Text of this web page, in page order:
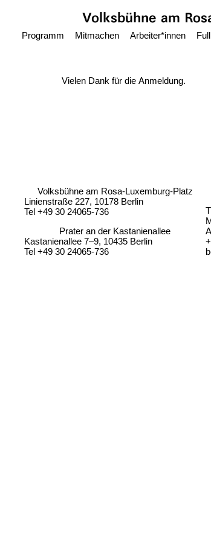
Volksbühne am
Programm Mitmachen Arbeiter*innen
Vielen Dank für die Anmeldung.
Volksbühne am Rosa-Luxemburg-Platz
Linienstraße 227, 10178 Berlin
Tel +49 30 24065-736
Prater an der Kastanienallee
Kastanienallee 7–9, 10435 Berlin
Tel +49 30 24065-736